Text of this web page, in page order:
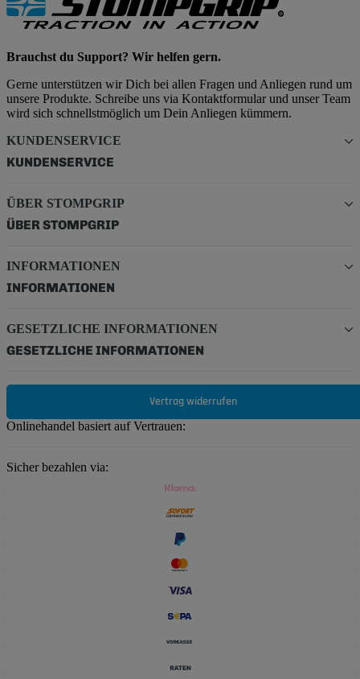
Brauchst du Support? Wir helfen gern.
Gerne unterstützen wir Dich bei allen Fragen und Anliegen rund um
unsere Produkte. Schreibe uns via Kontaktformular und unser Team
wird sich schnellstmöglich um Dein Anliegen kümmern.
KUNDENSERVICE
KUNDENSERVICE
ÜBER STOMPGRIP
ÜBER STOMPGRIP
INFORMATIONEN
INFORMATIONEN
GESETZLICHE INFORMATIONEN
GESETZLICHE INFORMATIONEN
Vertrag widerrufen
Onlinehandel basiert auf Vertrauen:
Sicher bezahlen via: